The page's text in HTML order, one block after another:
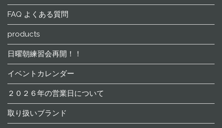
FAQ よくある質問
products
日曜朝練習会再開！！
イベントカレンダー
２０２６年の営業日について
取り扱いブランド